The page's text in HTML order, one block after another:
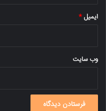
ایمیل*
وب‌ سایت